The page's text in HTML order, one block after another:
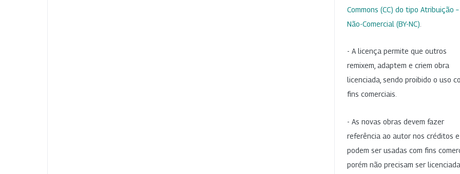
Commons (CC) do tipo Atribuição –
Não-Comercial (BY-NC)
- A licença permite que outros
remixem, adaptem e criem obra
licenciada, sendo proibido o uso
fins comerciais.
- As novas obras devem fazer
referência ao autor nos créditos
podem ser usadas com fins
porém não precisam ser